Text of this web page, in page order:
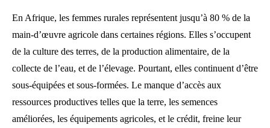
En Afrique, les femmes rurales représentent jusqu’à 80 % de la
main-d’œuvre agricole dans certaines régions. Elles s’occupent
de la culture des terres, de la production alimentaire, de la
collecte de l’eau, et de l’élevage. Pourtant, elles continuent d’être
sous-équipées et sous-formées. Le manque d’accès aux
ressources productives telles que la terre, les semences
améliorées, les équipements agricoles, et le crédit, freine leur